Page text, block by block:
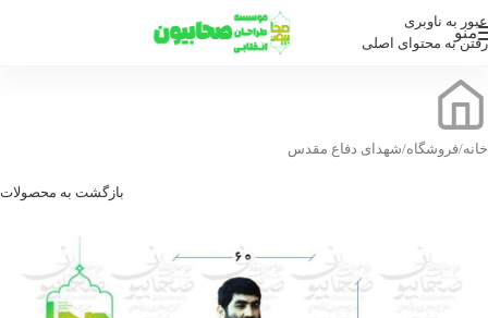
عبور به ناوبری
رفتن به محتوای اصلی
منو
خانه/فروشگاه/شهدای دفاع مقدس
بازگشت به محصولات